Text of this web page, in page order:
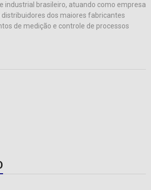
industrial brasileiro, atuando como empresa
dos maiores fabricantes
de medição e controle de processos